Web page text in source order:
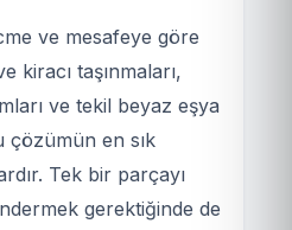
ve mesafeye göre
kiracı taşınmaları,
ve tekil beyaz eşya
çözümün en sık
Tek bir parçayı
gerektiğinde de